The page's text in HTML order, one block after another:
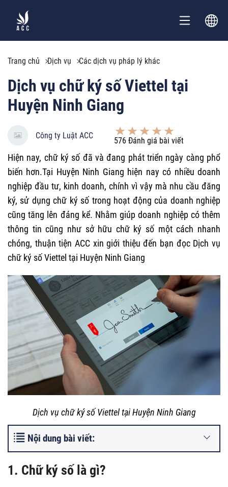
Trang chủ Dịch vụ Các dịch vụ pháp lý khác
Dịch vụ chữ ký số Viettel tại
Huyện Ninh Giang
Công ty Luật ACC
576 Đánh giá bài viết
Hiện nay, chữ ký số đã và đang phát triển ngày càng phổ
biến hơn.Tại Huyện Ninh Giang hiện nay có nhiều doanh
nghiệp đầu tư, kinh doanh, chính vì vậy mà nhu cầu đăng
ký, sử dụng chữ ký số trong hoạt động của doanh nghiệp
cũng tăng lên đáng kể. Nhằm giúp doanh nghiệp có thêm
thông tin cũng như sở hữu chữ ký số một cách nhanh
chóng, thuận tiện ACC xin giới thiệu đến bạn đọc Dịch vụ
chữ ký số Viettel tại Huyện Ninh Giang
Dịch vụ chữ ký số Viettel tại Huyện Ninh Giang
Nội dung bài viết:
1. Chữ ký số là gì?